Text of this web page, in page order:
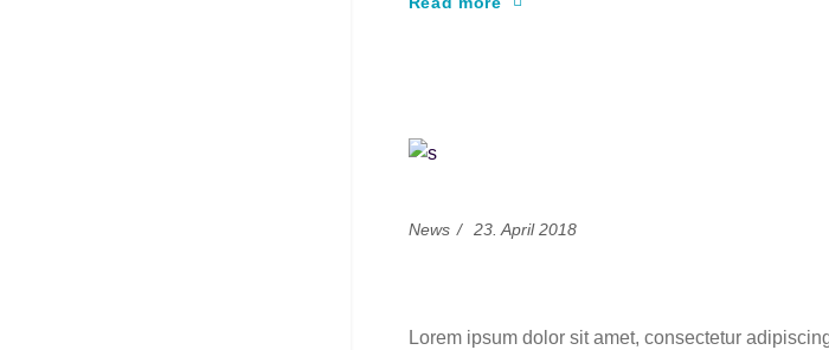
News 23. April 2018
Lorem ipsum dolor sit amet, consectetur